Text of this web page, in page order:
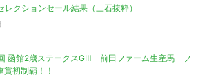
レクションセール結果（三石抜粋）
回 函館2歳ステークスGⅢ 前田ファーム生産馬 フ
賞初制覇！！